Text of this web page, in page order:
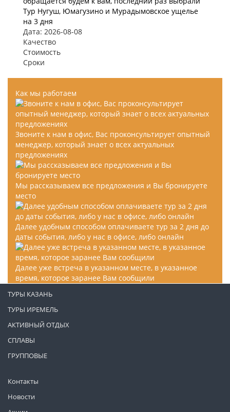
Тур Нугуш, Юмагузино и Мурадымовское ущелье
на 3 дня
Дата: 2026-08-08
Качество
Стоимость
Сроки
Как мы работаем
Звоните к нам в офис, Вас проконсультирует опытный
менеджер, который знает о всех актуальных
предложениях
Мы рассказываем все предложения и Вы бронируете
место
Далее удобным способом оплачиваете тур за 2 дня до
даты события, либо у нас в офисе, либо онлайн
Далее уже встреча в указанном месте, в указанное
время, которое заранее Вам сообщили
Контакты
Новости
ТУРЫ КАЗАНЬ
ТУРЫ ИРЕМЕЛЬ
АКТИВНЫЙ ОТДЫХ
СПЛАВЫ
ГРУППОВЫЕ